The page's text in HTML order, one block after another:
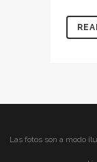
Las fotos son a modo